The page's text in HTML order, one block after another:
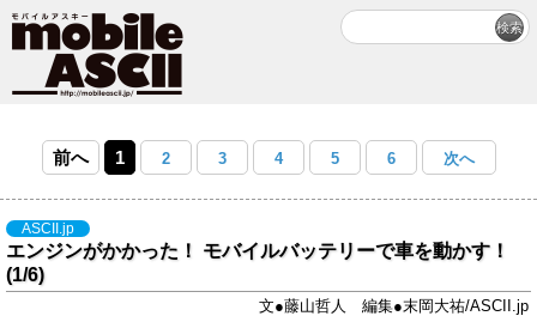
前へ 1 2 3 4 5 6 次へ
ASCII.jp
エンジンがかかった！ モバイルバッテリーで車を動かす！
(1/6)
文●藤山哲人 編集●末岡大祐/ASCII.jp